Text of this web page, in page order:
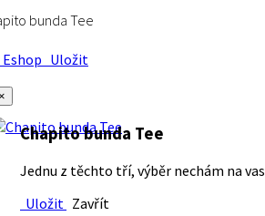
bunda Tee
Uložit
Chapito bunda Tee
Jednu z těchto tří, výběr nechám na vas
Uložit Zavřít